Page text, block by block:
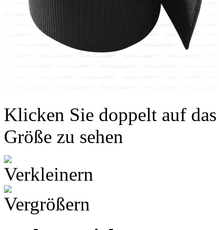
Klicken Sie doppelt auf
Größe zu sehen